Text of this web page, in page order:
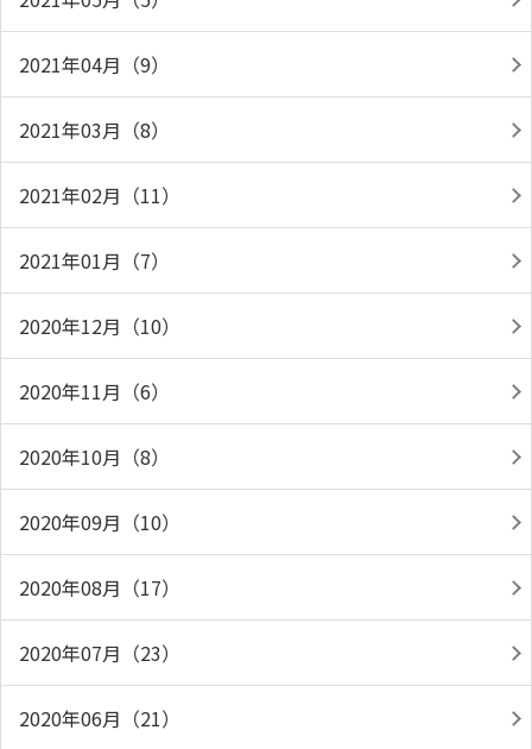
2021年04月（9）
2021年03月（8）
2021年02月（11）
2021年01月（7）
2020年12月（10）
2020年11月（6）
2020年10月（8）
2020年09月（10）
2020年08月（17）
2020年07月（23）
2020年06月（21）